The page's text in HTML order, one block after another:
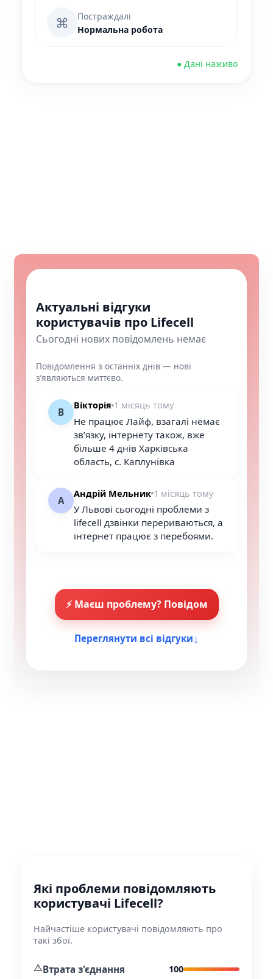
⌘
Постраждалі
Нормальна робота
● Дані наживо
Актуальні відгуки
користувачів про Lifecell
Сьогодні нових повідомлень немає
Повідомлення з останніх днів — нові
з’являються миттєво.
В
Вікторія 1 місяць тому
Не працює Лайф, взагалі немає
звʼязку, інтернету також, вже
більше 4 днів Харківська
область, с. Каплунівка
А
Андрій Мельник 1 місяць тому
У Львові сьогодні проблеми з
lifecell дзвінки перериваються, а
інтернет працює з перебоями.
⚡ Маєш проблему? Повідом
Переглянути всі відгуки↓
Які проблеми повідомляють
користувачі Lifecell?
Найчастіше користувачі повідомляють про
такі збої.
⚠️Втрата з'єднання 100